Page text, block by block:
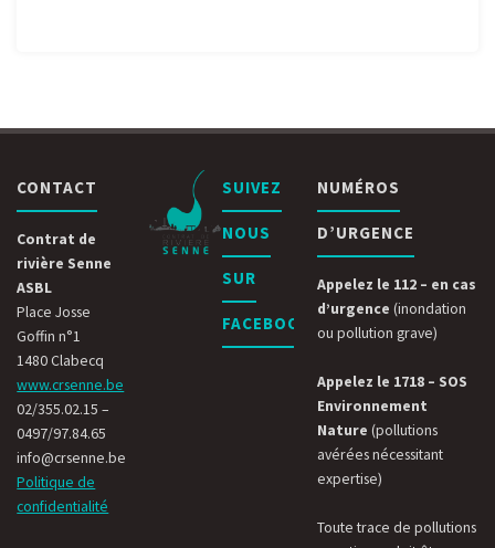
CONTACT
Contrat de
rivière Senne
ASBL
Place Josse
Goffin n°1
1480 Clabecq
www.crsenne.be
02/355.02.15 –
0497/97.84.65
info@crsenne.be
Politique de
confidentialité
SUIVEZ
NOUS
SUR
FACEBOOK
NUMÉROS
D’URGENCE
Appelez le 112 – en cas
d’urgence (inondation
ou pollution grave)
Appelez le 1718 – SOS
Environnement
Nature (pollutions
avérées nécessitant
expertise)
Toute trace de pollutions